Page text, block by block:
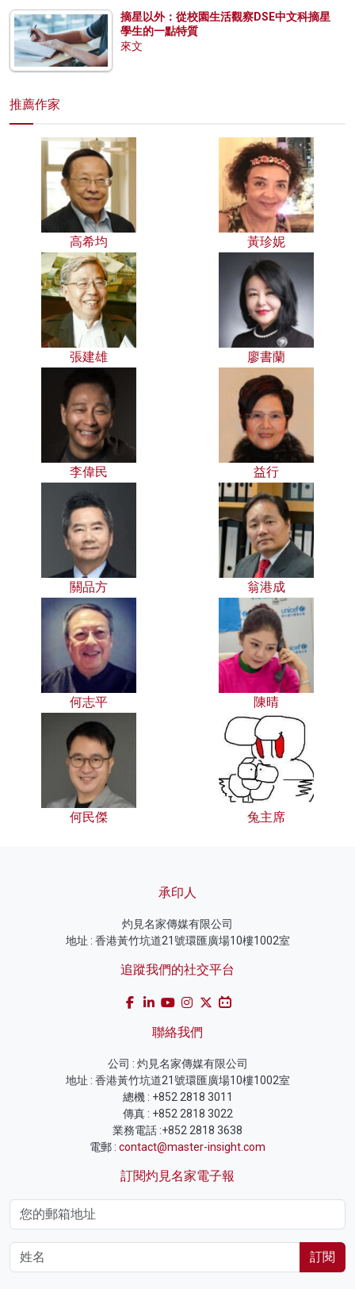
摘星以外：從校園生活觀察DSE中文科摘星
學生的一點特質
來文
推薦作家
高希均 黃珍妮
張建雄 廖書蘭
李偉民 益行
關品方 翁港成
何志平 陳晴
何民傑 兔主席
承印人
灼見名家傳媒有限公司
地址 : 香港黃竹坑道21號環匯廣場10樓1002室
追蹤我們的社交平台
聯絡我們
公司 : 灼見名家傳媒有限公司
地址 : 香港黃竹坑道21號環匯廣場10樓1002室
總機 : +852 2818 3011
傳真 : +852 2818 3022
業務電話 :+852 2818 3638
電郵 : contact@master-insight.com
訂閱灼見名家電子報
訂閱